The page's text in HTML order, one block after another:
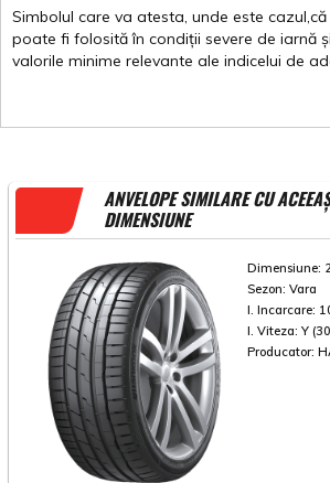
Simbolul care va atesta, unde este cazul,că
poate fi folosită în condiții severe de iarnă și
valorile minime relevante ale indicelui de
ANVELOPE SIMILARE CU
DIMENSIUNE
Dimensiune:
Sezon: Vara
I. Incarcare:
I. Viteza: Y
Producator: